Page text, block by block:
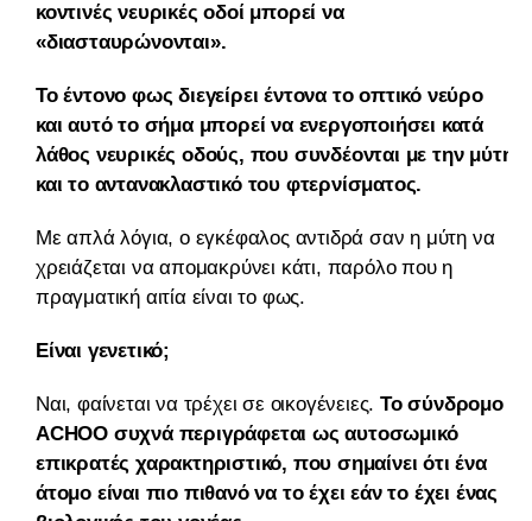
κοντινές νευρικές οδοί μπορεί να
«διασταυρώνονται».
Το έντονο φως διεγείρει έντονα το οπτικό νεύρο
και αυτό το σήμα μπορεί να ενεργοποιήσει κατά
λάθος νευρικές οδούς, που συνδέονται με την μύτη
και το αντανακλαστικό του φτερνίσματος.
Με απλά λόγια, ο εγκέφαλος αντιδρά σαν η μύτη να
χρειάζεται να απομακρύνει κάτι, παρόλο που η
πραγματική αιτία είναι το φως.
Είναι γενετικό;
Ναι, φαίνεται να τρέχει σε οικογένειες. Το σύνδρομο
ACHOO συχνά περιγράφεται ως αυτοσωμικό
επικρατές χαρακτηριστικό, που σημαίνει ότι ένα
άτομο είναι πιο πιθανό να το έχει εάν το έχει ένας